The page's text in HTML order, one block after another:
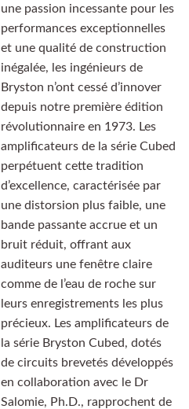
une passion incessante pour les
performances exceptionnelles
et une qualité de construction
inégalée, les ingénieurs de
Bryston n’ont cessé d’innover
depuis notre première édition
révolutionnaire en 1973. Les
amplificateurs de la série Cubed
perpétuent cette tradition
d’excellence, caractérisée par
une distorsion plus faible, une
bande passante accrue et un
bruit réduit, offrant aux
auditeurs une fenêtre claire
comme de l’eau de roche sur
leurs enregistrements les plus
précieux. Les amplificateurs de
la série Bryston Cubed, dotés
de circuits brevetés développés
en collaboration avec le Dr
Salomie, Ph.D., rapprochent de